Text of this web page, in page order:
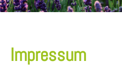
Impressum